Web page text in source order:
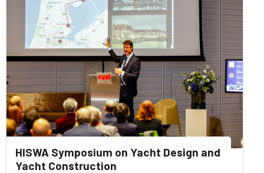
HISWA Symposium on Yacht Design and
Yacht Construction